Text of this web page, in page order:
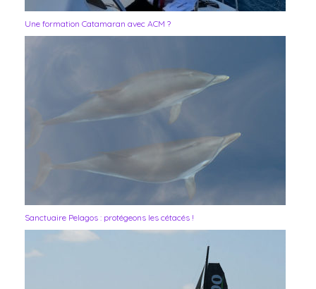
Une formation Catamaran avec ACM ?
Sanctuaire Pelagos : protégeons les cétacés !